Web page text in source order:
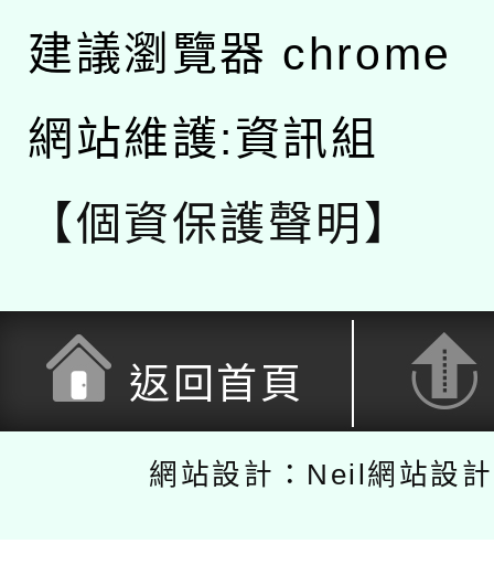
建議瀏覽器 chrome
網站維護:資訊組
【個資保護聲明】
返回首頁
網站設計：Neil網站設